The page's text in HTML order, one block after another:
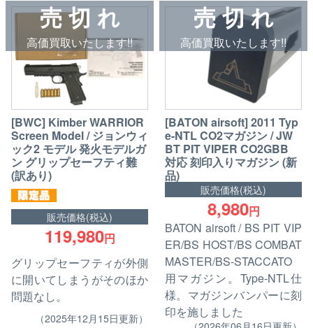
売 切 れ
高価買取いたします!!
[BWC] Kimber WARRIOR
Screen Model / ジョンウィ
ック2 モデル 発火モデルガ
ン グリップセーフティ難
(訳あり)
販売価格(税込)
119,980円
グリップセーフティが外側
に開いてしまうがそのほか
問題なし。
（2025年12月15日更新）
売 切 れ
高価買取いたします!!
[BATON airsoft] 2011 Typ
e-NTL CO2マガジン / JW
BT PIT VIPER CO2GBB
対応 刻印入りマガジン (新
品)
販売価格(税込)
8,980円
BATON airsoft / BS PIT VIP
ER/BS HOST/BS COMBAT
MASTER/BS-STACCATO
用マガジン。Type-NTL仕
様。マガジンバンパーに刻
印を施しました